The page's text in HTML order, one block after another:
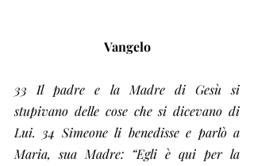
Vangelo
33 Il padre e la Madre di Gesù si
stupivano delle cose che si dicevano di
Lui. 34 Simeone li benedisse e parlò a
Maria, sua Madre: “Egli è qui per la